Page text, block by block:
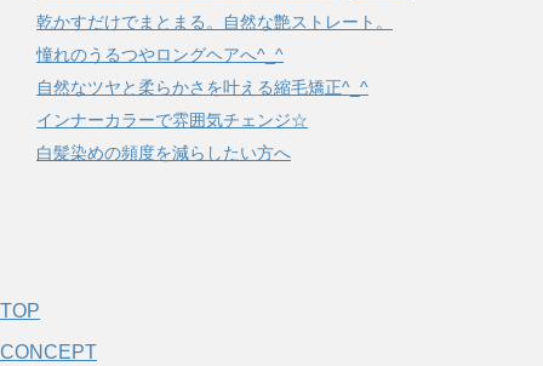
乾かすだけでまとまる。自然な艶ストレート。
憧れのうるつやロングヘアへ^_^
自然なツヤと柔らかさを叶える縮毛矯正^_^
インナーカラーで雰囲気チェンジ☆
白髪染めの頻度を減らしたい方へ
TOP
CONCEPT